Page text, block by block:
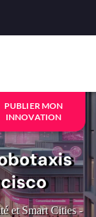
PUBLIER MON
INNOVATION
et Smart Cities -